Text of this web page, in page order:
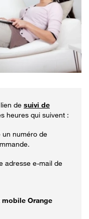
de suivi de
heures qui suivent :
un numéro de
adresse e-mail de
Orange